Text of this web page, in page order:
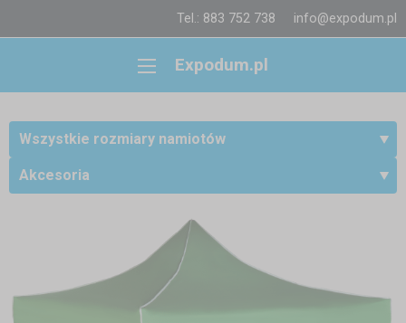
Tel.: 883 752 738 info@expodum.pl
Expodum.pl
Wszystkie rozmiary namiotów
Akcesoria